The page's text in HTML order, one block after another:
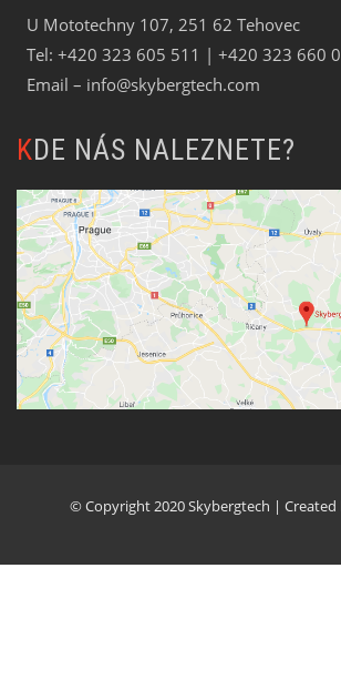
U Mototechny 107, 251 62 Tehovec
Tel: +420 323 605 511 | +420 323 660
Email – info@skybergtech.com
KDE NÁS NALEZNETE?
© Copyright 2020 Skybergtech | Created